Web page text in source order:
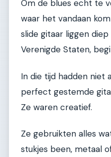
Om de blues echt te
waar het vandaan
slide gitaar liggen diep
Verenigde Staten,
In die tijd hadden niet
perfect gestemde
Ze waren creatief.
Ze gebruikten alles
stukjes been, metaal